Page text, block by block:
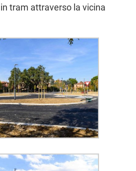
tram attraverso la vicina